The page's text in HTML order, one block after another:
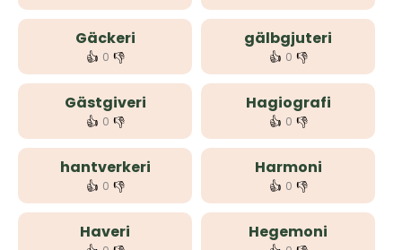
Gäckeri
👍 0 👎
gälbgjuteri
👍 0 👎
Gästgiveri
👍 0 👎
Hagiografi
👍 0 👎
hantverkeri
👍 0 👎
Harmoni
👍 0 👎
Haveri Hegemoni